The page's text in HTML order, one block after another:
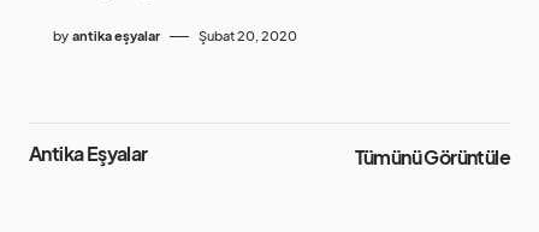
by antika eşyalar Şubat 20, 2020
Antika Eşyalar Tümünü Görüntüle